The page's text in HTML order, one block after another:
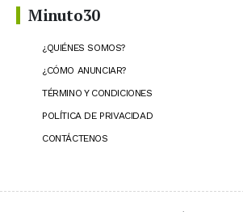
Minuto30
¿QUIÉNES SOMOS?
¿CÓMO ANUNCIAR?
TÉRMINO Y CONDICIONES
POLÍTICA DE PRIVACIDAD
CONTÁCTENOS